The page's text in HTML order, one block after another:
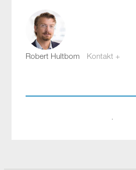
Robert Hultbom Kontakt +
·